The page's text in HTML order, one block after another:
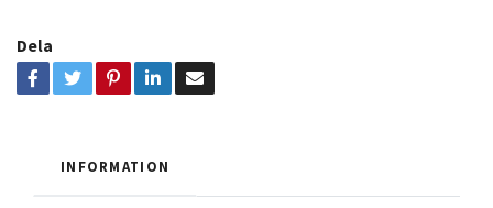
Dela
INFORMATION